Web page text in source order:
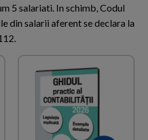
5 salariati. In schimb, Codul
din salarii aferent se declara la